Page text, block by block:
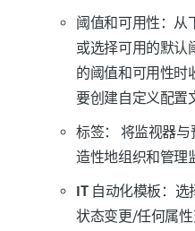
阈值和可用性 ：从
或选择可用的默认
的阈值和可用性时
要创建自定义配置
标签： 将监视器与
造性地组织和管理
IT 自动化模板 ：选
状态变更/任何属